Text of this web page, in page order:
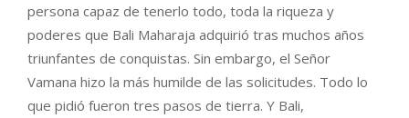
persona capaz de tenerlo todo, toda la riqueza y
poderes que Bali Maharaja adquirió tras muchos años
triunfantes de conquistas. Sin embargo, el Señor
Vamana hizo la más humilde de las solicitudes. Todo lo
que pidió fueron tres pasos de tierra. Y Bali,